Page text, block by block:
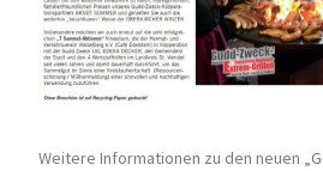
Weitere Informationen zu den neuen